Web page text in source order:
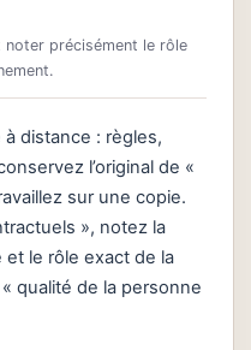
noter précisément le rôle
distance : règles,
l’original de «
sur une copie.
», notez la
et le rôle exact de la
qualité de la personne